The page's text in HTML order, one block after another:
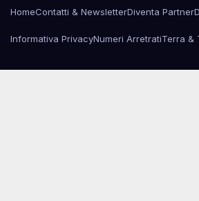
HomeContatti & NewsletterDiventa Partner
Informativa PrivacyNumeri ArretratiTerra &